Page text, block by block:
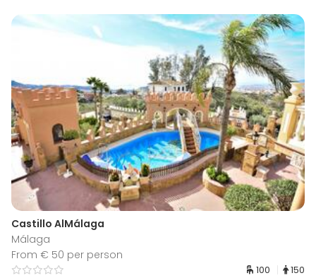
Castillo AlMálaga
Málaga
From € 50 per person
100 150